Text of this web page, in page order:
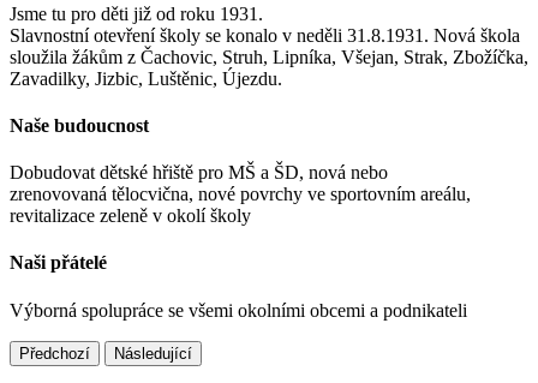
Jsme tu pro děti již od roku 1931.
Slavnostní otevření školy se konalo v neděli 31.8.1931. Nová škola
sloužila žákům z Čachovic, Struh, Lipníka, Všejan, Strak, Zbožíčka,
Zavadilky, Jizbic, Luštěnic, Újezdu.
Naše budoucnost
Dobudovat dětské hřiště pro MŠ a ŠD, nová nebo
zrenovovaná tělocvična, nové povrchy ve sportovním areálu,
revitalizace zeleně v okolí školy
Naši přátelé
Výborná spolupráce se všemi okolními obcemi a podnikateli
Předchozí Následující